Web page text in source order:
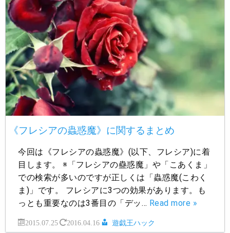
《フレシアの蟲惑魔》に関するまとめ
今回は《フレシアの蟲惑魔》(以下、フレシア)に着
目します。 ※「フレシアの蠱惑魔」や「こあくま」
での検索が多いのですが正しくは「蟲惑魔(こわく
ま)」です。 フレシアに3つの効果があります。も
っとも重要なのは3番目の「デッ… Read more »
2015.07.25 2016.04.16 遊戯王ハック